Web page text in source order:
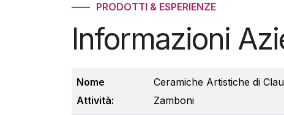
PRODOTTI & ESPERIENZE
Informazioni
Nome
Attività:
Ceramiche Artistiche di
Zamboni